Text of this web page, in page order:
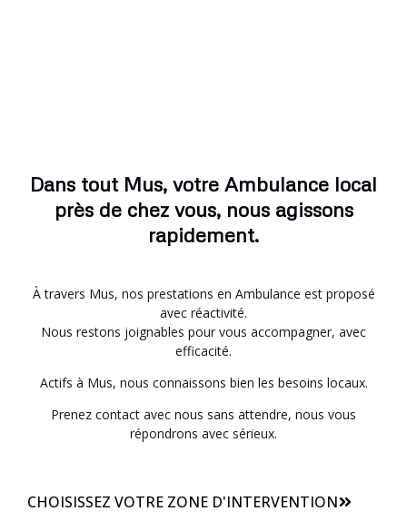
Dans tout Mus, votre Ambulance local
près de chez vous, nous agissons
rapidement.
À travers Mus, nos prestations en Ambulance est proposé
avec réactivité.
Nous restons joignables pour vous accompagner, avec
efficacité.
Actifs à Mus, nous connaissons bien les besoins locaux.
Prenez contact avec nous sans attendre, nous vous
répondrons avec sérieux.
CHOISISSEZ VOTRE ZONE D'INTERVENTION